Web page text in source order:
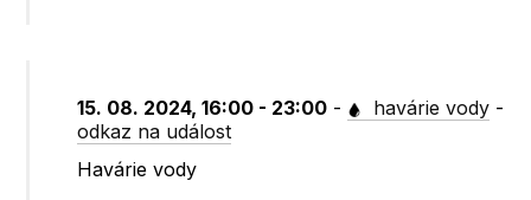
15. 08. 2024, 16:00 - 23:00 - havárie vody -
odkaz na událost
Havárie vody